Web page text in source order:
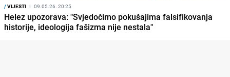
/VIJESTI I 09.05.26. 20:25
Helez upozorava: "Svjedočimo pokušajima falsifikovanja
historije, ideologija fašizma nije nestala"